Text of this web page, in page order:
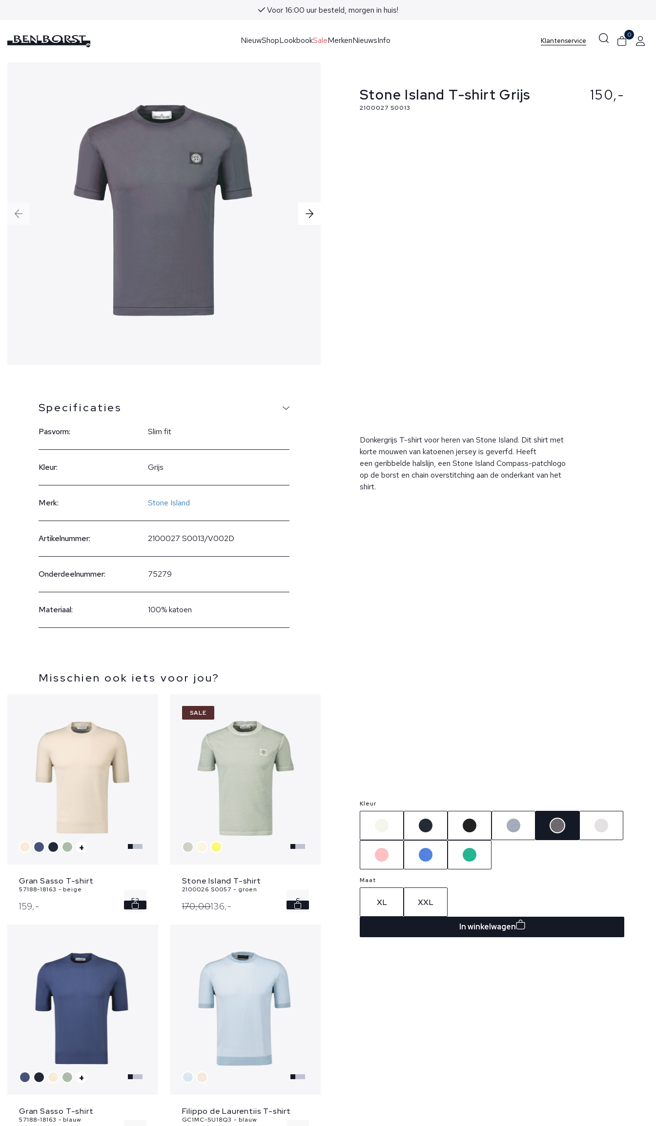
Voor 16:00 uur besteld, morgen in huis!
NieuwShopLookbookSaleMerkenNieuwsInfo Klantenservice
0
Specificaties
Pasvorm: Slim fit
Kleur: Grijs
Merk: Stone Island
Artikelnummer: 2100027 S0013/V002D
Onderdeelnummer: 75279
Materiaal: 100% katoen
Misschien ook iets voor jou?
+
Gran Sasso T-shirt
57188-18163 - beige
159,- 52
SALE
Stone Island T-shirt
2100026 S0057 - groen
170,00136,- S
+
Gran Sasso T-shirt
57188-18163 - blauw
Filippo de Laurentiis T-shirt
GC1MC-SU18Q3 - blauw
Stone Island T-shirt Grijs
2100027 S0013
Donkergrijs T-shirt voor heren van Stone Island. Dit shirt met
korte mouwen van katoenen jersey is geverfd. Heeft
een geribbelde halslijn, een Stone Island Compass-patchlogo
op de borst en chain overstitching aan de onderkant van het
shirt.
150,-
Kleur
Maat
XL XXL
In winkelwagen